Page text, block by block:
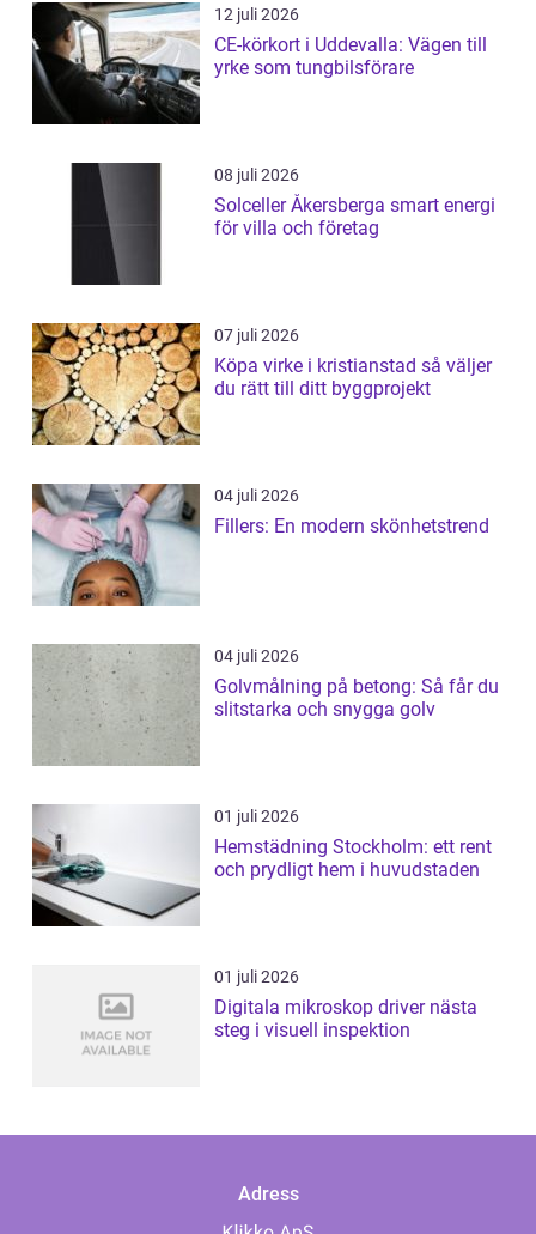
12 juli 2026
CE-körkort i Uddevalla: Vägen till
yrke som tungbilsförare
08 juli 2026
Solceller Åkersberga smart energi
för villa och företag
07 juli 2026
Köpa virke i kristianstad så väljer
du rätt till ditt byggprojekt
04 juli 2026
Fillers: En modern skönhetstrend
04 juli 2026
Golvmålning på betong: Så får du
slitstarka och snygga golv
01 juli 2026
Hemstädning Stockholm: ett rent
och prydligt hem i huvudstaden
01 juli 2026
Digitala mikroskop driver nästa
steg i visuell inspektion
Adress